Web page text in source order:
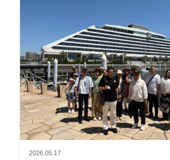
2026.05.17